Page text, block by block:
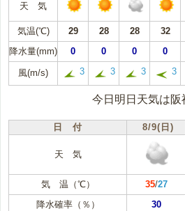
天 気
気温(℃) 29 28 28 32
降水量(mm)
0 0 0 0
風(m/s) 3 3 3 3
今日明日天気は阪
日 付 8/9(日)
天 気
気 温（℃） 35/27
降水確率（％）
30